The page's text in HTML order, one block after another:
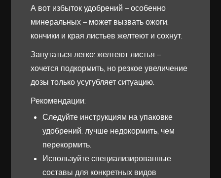
А вот избыток удобрений – особенно
минеральных – может вызвать ожоги:
кончики и края листьев желтеют и сохнут.
Запутаться легко: желтеют листья –
хочется подкормить, но резкое увеличение
дозы только усугубляет ситуацию.
Рекомендации:
Следуйте инструкциям на упаковке
удобрений: лучше недокормить, чем
перекормить.
Используйте специализированные
составы для конкретных видов